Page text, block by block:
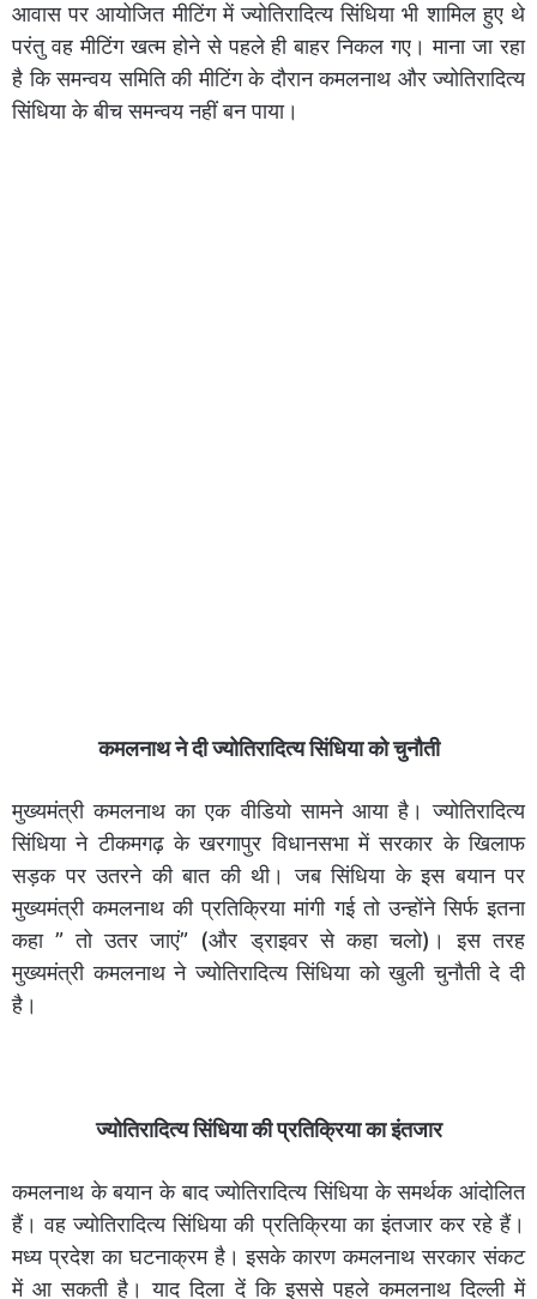
आवास पर आयोजित मीटिंग में ज्योतिरादित्य सिंधिया भी शामिल हुए थे
परंतु वह मीटिंग खत्म होने से पहले ही बाहर निकल गए। माना जा रहा
है कि समन्वय समिति की मीटिंग के दौरान कमलनाथ और ज्योतिरादित्य
सिंधिया के बीच समन्वय नहीं बन पाया।
कमलनाथ ने दी ज्योतिरादित्य सिंधिया को चुनौती
मुख्यमंत्री कमलनाथ का एक वीडियो सामने आया है। ज्योतिरादित्य
सिंधिया ने टीकमगढ़ के खरगापुर विधानसभा में सरकार के खिलाफ
सड़क पर उतरने की बात की थी। जब सिंधिया के इस बयान पर
मुख्यमंत्री कमलनाथ की प्रतिक्रिया मांगी गई तो उन्होंने सिर्फ इतना
कहा ” तो उतर जाएं” (और ड्राइवर से कहा चलो)। इस तरह
मुख्यमंत्री कमलनाथ ने ज्योतिरादित्य सिंधिया को खुली चुनौती दे दी
है।
ज्योतिरादित्य सिंधिया की प्रतिक्रिया का इंतजार
कमलनाथ के बयान के बाद ज्योतिरादित्य सिंधिया के समर्थक आंदोलित
हैं। वह ज्योतिरादित्य सिंधिया की प्रतिक्रिया का इंतजार कर रहे हैं।
मध्य प्रदेश का घटनाक्रम है। इसके कारण कमलनाथ सरकार संकट
में आ सकती है। याद दिला दें कि इससे पहले कमलनाथ दिल्ली में